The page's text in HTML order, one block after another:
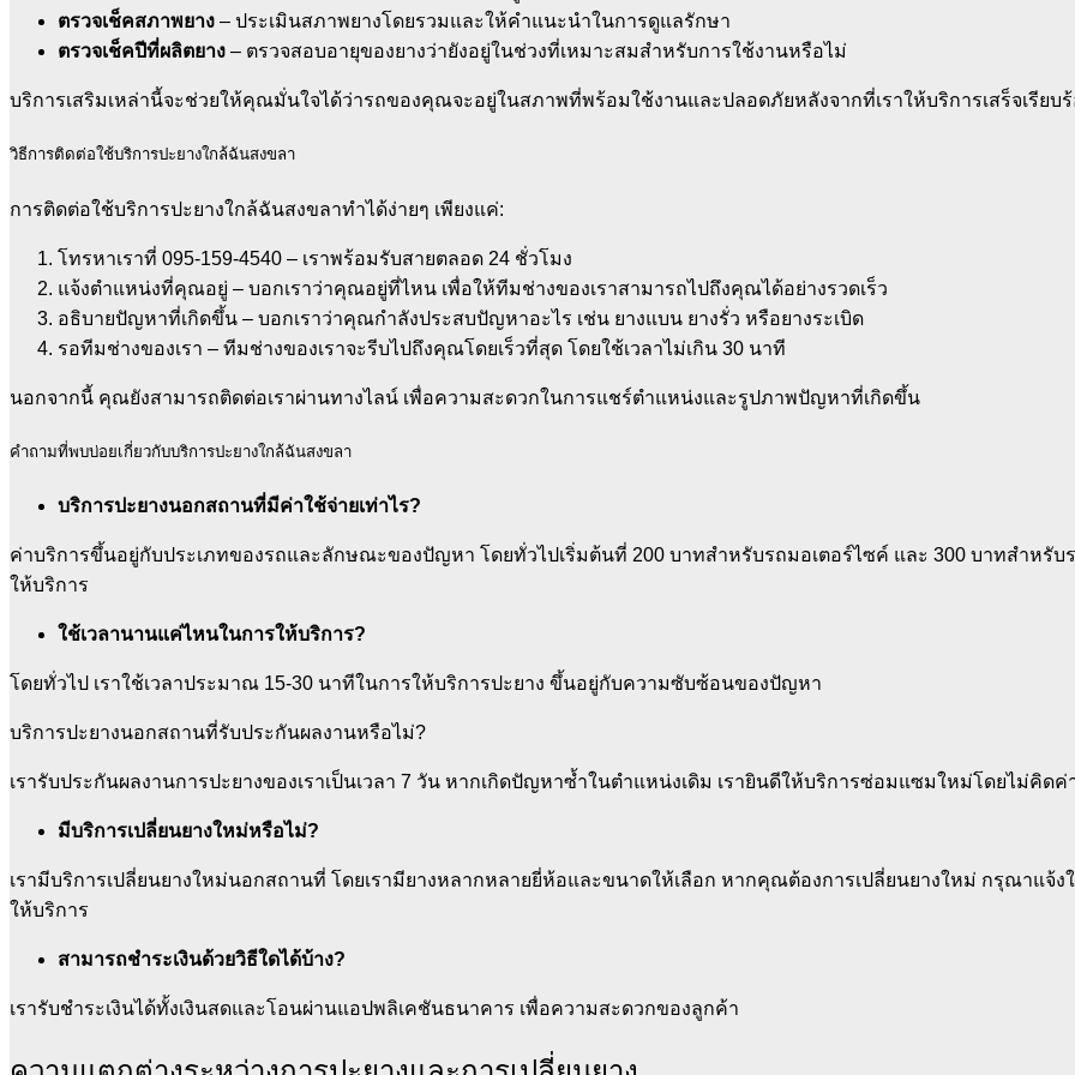
ตรวจเช็คสภาพยาง – ประเมินสภาพยางโดยรวมและให้คำแนะนำในการดูแลรักษา
ตรวจเช็คปีที่ผลิตยาง – ตรวจสอบอายุของยางว่ายังอยู่ในช่วงที่เหมาะสมสำหรับการใช้งานหรือไม่
บริการเสริมเหล่านี้จะช่วยให้คุณมั่นใจได้ว่ารถของคุณจะอยู่ในสภาพที่พร้อมใช้งานและปลอดภัยหลังจากที่เราให้บริการเสร็จเรียบ
วิธีการติดต่อใช้บริการปะยางใกล้ฉันสงขลา
การติดต่อใช้บริการปะยางใกล้ฉันสงขลาทำได้ง่ายๆ เพียงแค่:
โทรหาเราที่ 095-159-4540 – เราพร้อมรับสายตลอด 24 ชั่วโมง
แจ้งตำแหน่งที่คุณอยู่ – บอกเราว่าคุณอยู่ที่ไหน เพื่อให้ทีมช่างของเราสามารถไปถึงคุณได้อย่างรวดเร็ว
อธิบายปัญหาที่เกิดขึ้น – บอกเราว่าคุณกำลังประสบปัญหาอะไร เช่น ยางแบน ยางรั่ว หรือยางระเบิด
รอทีมช่างของเรา – ทีมช่างของเราจะรีบไปถึงคุณโดยเร็วที่สุด โดยใช้เวลาไม่เกิน 30 นาที
นอกจากนี้ คุณยังสามารถติดต่อเราผ่านทางไลน์ เพื่อความสะดวกในการแชร์ตำแหน่งและรูปภาพปัญหาที่เกิดขึ้น
คำถามที่พบบ่อยเกี่ยวกับบริการปะยางใกล้ฉันสงขลา
บริการปะยางนอกสถานที่มีค่าใช้จ่ายเท่าไร?
ค่าบริการขึ้นอยู่กับประเภทของรถและลักษณะของปัญหา โดยทั่วไปเริ่มต้นที่ 200 บาทสำหรับรถมอเตอร์ไซค์ และ 300 บาทสำหรั
ให้บริการ
ใช้เวลานานแค่ไหนในการให้บริการ?
โดยทั่วไป เราใช้เวลาประมาณ 15-30 นาทีในการให้บริการปะยาง ขึ้นอยู่กับความซับซ้อนของปัญหา
บริการปะยางนอกสถานที่รับประกันผลงานหรือไม่?
เรารับประกันผลงานการปะยางของเราเป็นเวลา 7 วัน หากเกิดปัญหาซ้ำในตำแหน่งเดิม เรายินดีให้บริการซ่อมแซมใหม่โดยไม่คิดค่
มีบริการเปลี่ยนยางใหม่หรือไม่?
เรามีบริการเปลี่ยนยางใหม่นอกสถานที่ โดยเรามียางหลากหลายยี่ห้อและขนาดให้เลือก หากคุณต้องการเปลี่ยนยางใหม่ กรุณาแจ้ง
ให้บริการ
สามารถชำระเงินด้วยวิธีใดได้บ้าง?
เรารับชำระเงินได้ทั้งเงินสดและโอนผ่านแอปพลิเคชันธนาคาร เพื่อความสะดวกของลูกค้า